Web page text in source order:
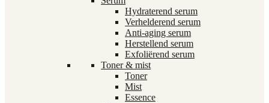
Hydraterend serum
Verhelderend serum
Anti-aging serum
Herstellend serum
Exfoliërend serum
Toner & mist
Toner
Mist
Essence